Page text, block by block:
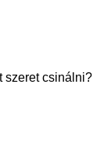
szeret csinálni?